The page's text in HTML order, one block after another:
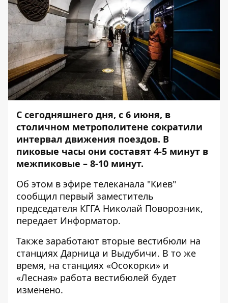
С сегодняшнего дня, с 6 июня, в
столичном метрополитене сократили
интервал движения поездов. В
пиковые часы они составят 4-5 минут в
межпиковые – 8-10 минут.
Об этом в эфире телеканала "Киев"
сообщил первый заместитель
председателя КГГА Николай Поворозник,
передает Информатор.
Также заработают вторые вестибюли на
станциях Дарница и Выдубичи. В то же
время, на станциях «Осокорки» и
«Лесная» работа вестибюлей будет
изменено.